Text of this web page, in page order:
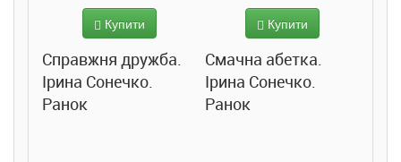
Купити
Справжня дружба.
Ірина Сонечко.
Ранок
Купити
Смачна абетка.
Ірина Сонечко.
Ранок